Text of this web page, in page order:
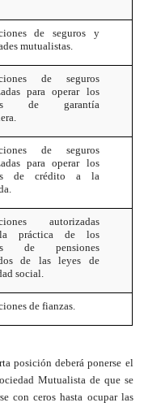
de seguros y
mutualistas.
de seguros
para operar los
de garantía
de seguros
para operar los
de crédito a la
autorizadas
práctica de los
de pensiones
de las leyes de
social.
de fianzas.
posición deberá ponerse el
Mutualista de que se
con ceros hasta ocupar las